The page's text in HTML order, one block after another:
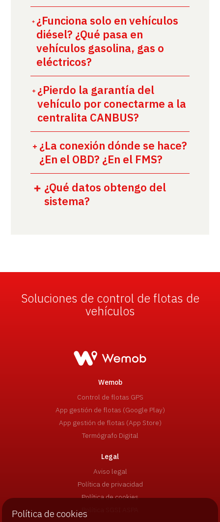
¿Funciona solo en vehículos
diésel? ¿Qué pasa en
vehículos gasolina, gas o
eléctricos?
¿Pierdo la garantía del
vehículo por conectarme a la
centralita CANBUS?
¿La conexión dónde se hace?
¿En el OBD? ¿En el FMS?
¿Qué datos obtengo del
sistema?
Soluciones de control de flotas de
vehículos
Wemob
Control de flotas GPS
App gestión de flotas (Google Play)
App gestión de flotas (App Store)
Termógrafo Digital
Legal
Aviso legal
Política de privacidad
Política de cookies
Política de cookies